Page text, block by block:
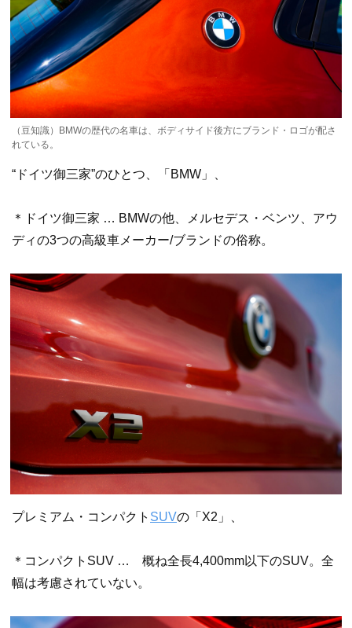
（豆知識）BMWの歴代の名車は、ボディサイド後方にブランド・ロゴが配さ
れている。
“ドイツ御三家”のひとつ、「BMW」、
＊ドイツ御三家 … BMWの他、メルセデス・ベンツ、アウ
ディの3つの高級車メーカー/ブランドの俗称。
プレミアム・コンパクト SUVの「X2」、
＊コンパクトSUV … 概ね全長4,400mm以下のSUV。全
幅は考慮されていない。